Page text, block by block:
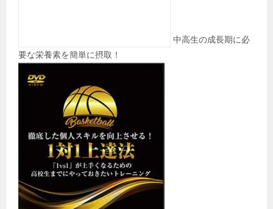
中高生の成長期に必
要な栄養素を簡単に摂取！